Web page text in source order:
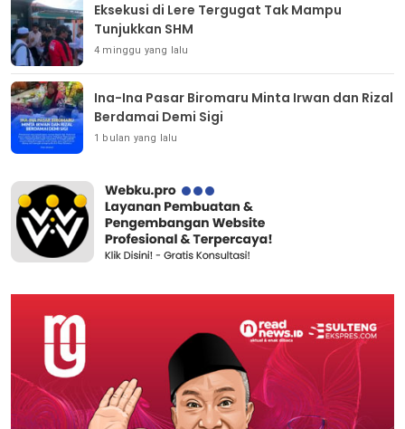
Eksekusi di Lere Tergugat Tak Mampu
Tunjukkan SHM
4 minggu yang lalu
Ina-Ina Pasar Biromaru Minta Irwan dan Rizal
Berdamai Demi Sigi
1 bulan yang lalu